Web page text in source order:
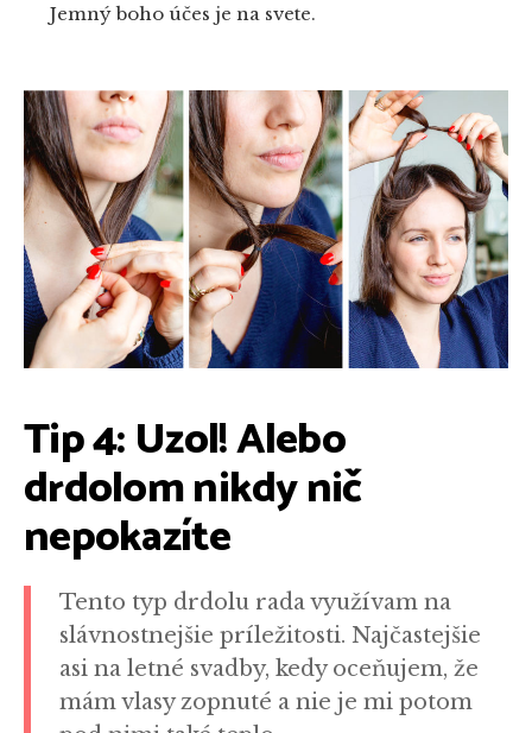
Jemný boho účes je na svete.
Tip 4: Uzol! Alebo
drdolom nikdy nič
nepokazíte
Tento typ drdolu rada využívam na
slávnostnejšie príležitosti. Najčastejšie
asi na letné svadby, kedy oceňujem, že
mám vlasy zopnuté a nie je mi potom